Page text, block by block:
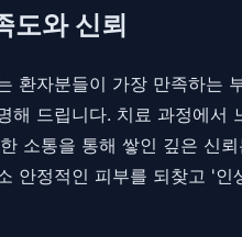
도와 신뢰
환자분들이 가장 만족하는
해 드립니다. 치료 과정에서
소통을 통해 쌓인 깊은 신
안정적인 피부를 되찾고 '